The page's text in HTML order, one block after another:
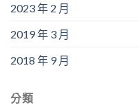
2023 年 2 月
2019 年 3 月
2018 年 9 月
分類